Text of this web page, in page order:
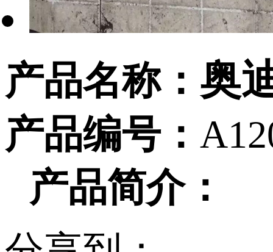
产品名称： 奥
产品编号：
产品简介：